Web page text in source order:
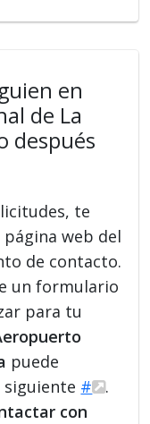
en
de La
después
te
web del
de contacto.
un formulario
para tu
puede
siguiente #
.
con